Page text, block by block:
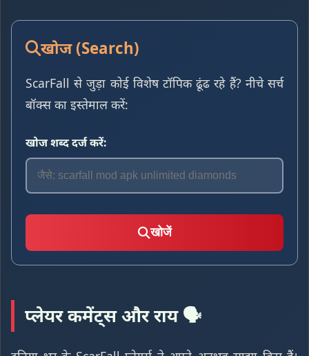
खोज (Search)
ScarFall से जुड़ा कोई विशेष टॉपिक ढूंढ रहे हैं? नीचे सर्च
बॉक्स का इस्तेमाल करें:
खोज शब्द दर्ज करें:
खोजें
प्लेयर कमेंट्स और राय 🗣️